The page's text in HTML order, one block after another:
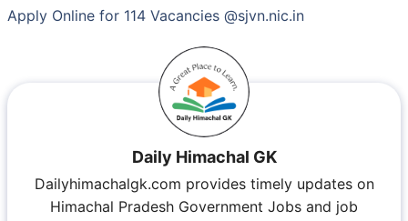
Apply Online for 114 Vacancies @sjvn.nic.in
Daily Himachal GK
Dailyhimachalgk.com provides timely updates on
Himachal Pradesh Government Jobs and job